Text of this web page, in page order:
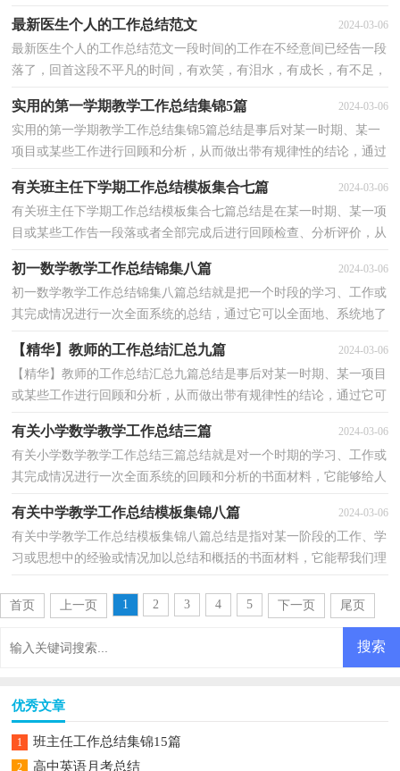
最新医生个人的工作总结范文 2024-03-06
最新医生个人的工作总结范文一段时间的工作在不经意间已经告一段
落了，回首这段不平凡的时间，有欢笑，有泪水，有成长，有不足，
实用的第一学期教学工作总结集锦5篇 2024-03-06
实用的第一学期教学工作总结集锦5篇总结是事后对某一时期、某一
项目或某些工作进行回顾和分析，从而做出带有规律性的结论，通过
有关班主任下学期工作总结模板集合七篇 2024-03-06
有关班主任下学期工作总结模板集合七篇总结是在某一时期、某一项
目或某些工作告一段落或者全部完成后进行回顾检查、分析评价，从
初一数学教学工作总结锦集八篇 2024-03-06
初一数学教学工作总结锦集八篇总结就是把一个时段的学习、工作或
其完成情况进行一次全面系统的总结，通过它可以全面地、系统地了
【精华】教师的工作总结汇总九篇 2024-03-06
【精华】教师的工作总结汇总九篇总结是事后对某一时期、某一项目
或某些工作进行回顾和分析，从而做出带有规律性的结论，通过它可
有关小学数学教学工作总结三篇 2024-03-06
有关小学数学教学工作总结三篇总结就是对一个时期的学习、工作或
其完成情况进行一次全面系统的回顾和分析的书面材料，它能够给人
有关中学教学工作总结模板集锦八篇 2024-03-06
有关中学教学工作总结模板集锦八篇总结是指对某一阶段的工作、学
习或思想中的经验或情况加以总结和概括的书面材料，它能帮我们理
首页
上一页 1 2 3 4 5 下一页 尾页
优秀文章
1 班主任工作总结集锦15篇
2 高中英语月考总结